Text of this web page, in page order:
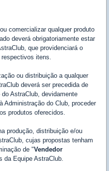
comercializar qualquer produto
deverá obrigatoriamente estar
que providenciará o
itens.
ou distribuição a qualquer
deverá ser precedida de
AstraClub, devidamente
Administração do Club, proceder
produtos oferecidos.
produção, distribuição e/ou
cujas propostas tenham
de "Vendedor
da Equipe AstraClub.